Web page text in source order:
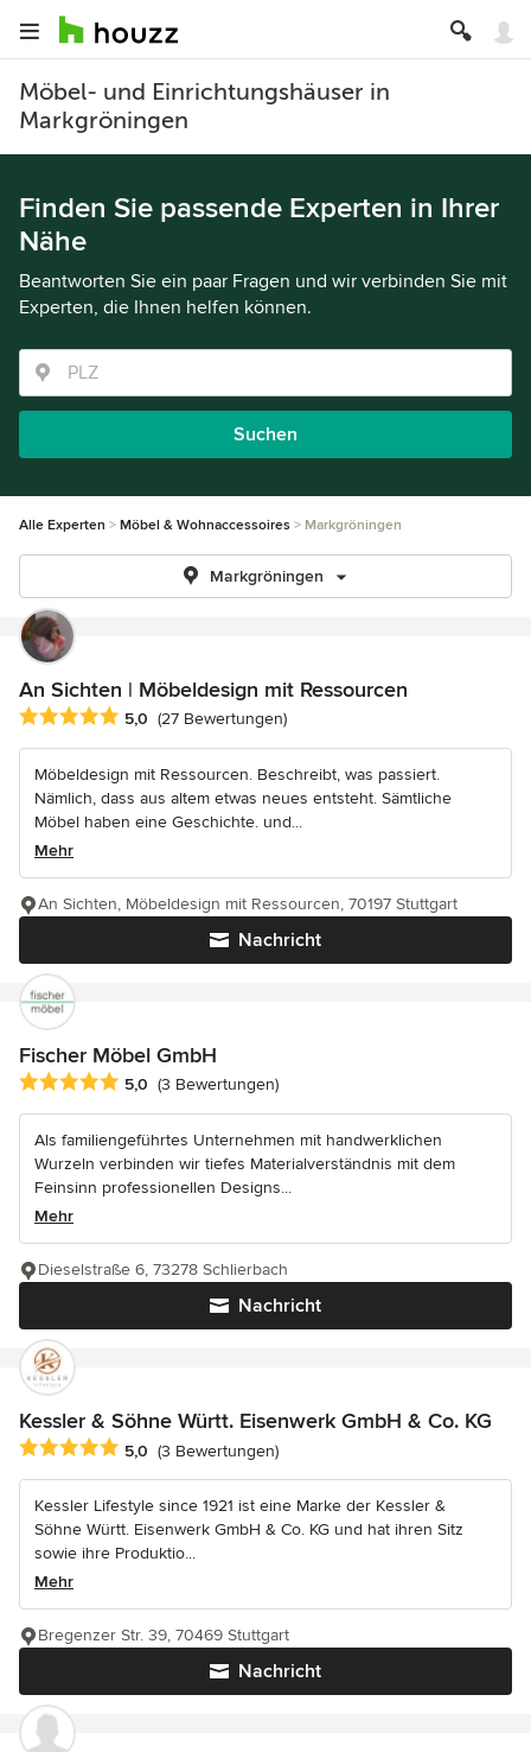
Möbel- und Einrichtungshäuser in
Markgröningen
Finden Sie passende Experten in Ihrer
Nähe
Beantworten Sie ein paar Fragen und wir verbinden Sie mit
Experten, die Ihnen helfen können.
Suchen
Alle Experten Möbel & Wohnaccessoires Markgröningen
Markgröningen
An Sichten | Möbeldesign mit Ressourcen
Durchschnittliche Bewertung: 5 von 5 Sternen
5,0 (27 Bewertungen)
Möbeldesign mit Ressourcen. Beschreibt, was passiert.
Nämlich, dass aus altem etwas neues entsteht. Sämtliche
Möbel haben eine Geschichte. und...
Mehr
Nachricht
An Sichten, Möbeldesign mit Ressourcen, 70197 Stuttgart
Fischer Möbel GmbH
Durchschnittliche Bewertung: 5 von 5 Sternen
5,0 (3 Bewertungen)
Als familiengeführtes Unternehmen mit handwerklichen
Wurzeln verbinden wir tiefes Materialverständnis mit dem
Feinsinn professionellen Designs...
Mehr
Nachricht
Dieselstraße 6, 73278 Schlierbach
Kessler & Söhne Württ. Eisenwerk GmbH & Co. KG
Durchschnittliche Bewertung: 5 von 5 Sternen
5,0 (3 Bewertungen)
Kessler Lifestyle since 1921 ist eine Marke der Kessler &
Söhne Württ. Eisenwerk GmbH & Co. KG und hat ihren Sitz
sowie ihre Produktio...
Mehr
Nachricht
Bregenzer Str. 39, 70469 Stuttgart